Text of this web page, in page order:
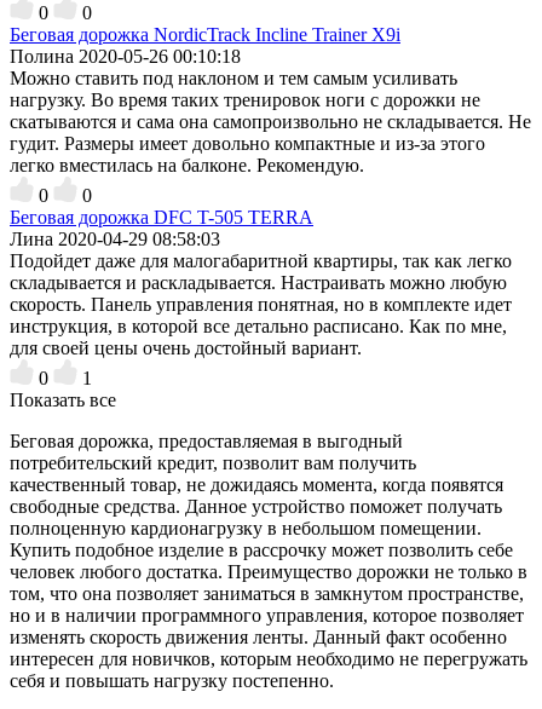
0
0
Беговая дорожка NordicTrack Incline Trainer X9i
Полина 2020-05-26 00:10:18
Можно ставить под наклоном и тем самым усиливать
нагрузку. Во время таких тренировок ноги с дорожки не
скатываются и сама она самопроизвольно не складывается. Не
гудит. Размеры имеет довольно компактные и из-за этого
легко вместилась на балконе. Рекомендую.
0
0
Беговая дорожка DFC T-505 TERRA
Лина 2020-04-29 08:58:03
Подойдет даже для малогабаритной квартиры, так как легко
складывается и раскладывается. Настраивать можно любую
скорость. Панель управления понятная, но в комплекте идет
инструкция, в которой все детально расписано. Как по мне,
для своей цены очень достойный вариант.
0
1
Показать все
Беговая дорожка, предоставляемая в выгодный
потребительский кредит, позволит вам получить
качественный товар, не дожидаясь момента, когда появятся
свободные средства. Данное устройство поможет получать
полноценную кардионагрузку в небольшом помещении.
Купить подобное изделие в рассрочку может позволить себе
человек любого достатка. Преимущество дорожки не только в
том, что она позволяет заниматься в замкнутом пространстве,
но и в наличии программного управления, которое позволяет
изменять скорость движения ленты. Данный факт особенно
интересен для новичков, которым необходимо не перегружать
себя и повышать нагрузку постепенно.